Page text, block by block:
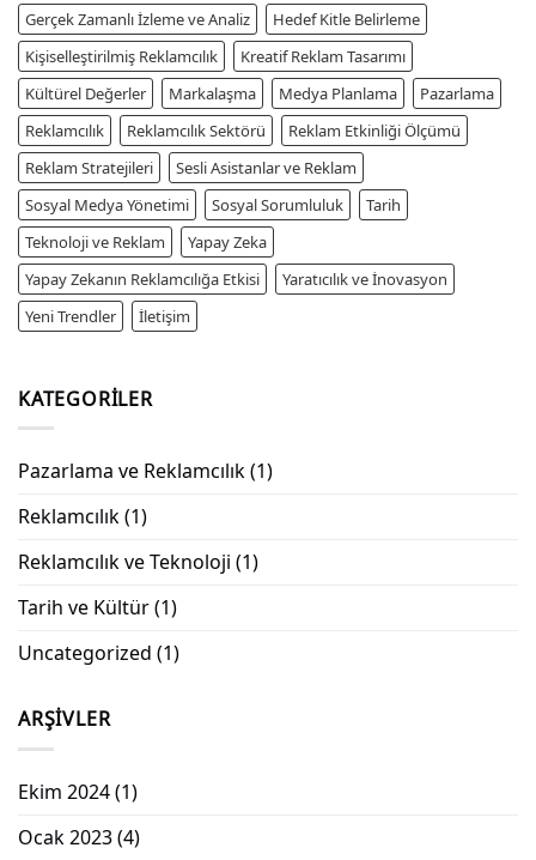
Gerçek Zamanlı İzleme ve Analiz
Hedef Kitle Belirleme
Kişiselleştirilmiş Reklamcılık
Kreatif Reklam Tasarımı
Kültürel Değerler
Markalaşma Medya Planlama
Pazarlama
Reklamcılık
Reklamcılık Sektörü
Reklam Etkinliği Ölçümü
Reklam Stratejileri
Sesli Asistanlar ve Reklam
Sosyal Medya Yönetimi
Sosyal Sorumluluk
Tarih
Teknoloji ve Reklam
Yapay Zeka
Yapay Zekanın Reklamcılığa Etkisi
Yaratıcılık ve İnovasyon
Yeni Trendler
İletişim
KATEGORILER
Pazarlama ve Reklamcılık(1)
Reklamcılık(1)
Reklamcılık ve Teknoloji (1)
Tarih ve Kültür(1)
Uncategorized (1)
ARŞIVLER
Ekim 2024(1)
Ocak 2023(4)